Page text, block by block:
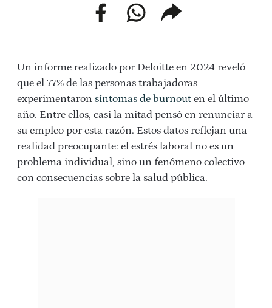
facebookwhatsappcompartir
enlace
Un informe realizado por Deloitte en 2024 reveló
que el 77% de las personas trabajadoras
experimentaron síntomas de burnout en el último
año. Entre ellos, casi la mitad pensó en renunciar a
su empleo por esta razón. Estos datos reflejan una
realidad preocupante: el estrés laboral no es un
problema individual, sino un fenómeno colectivo
con consecuencias sobre la salud pública.